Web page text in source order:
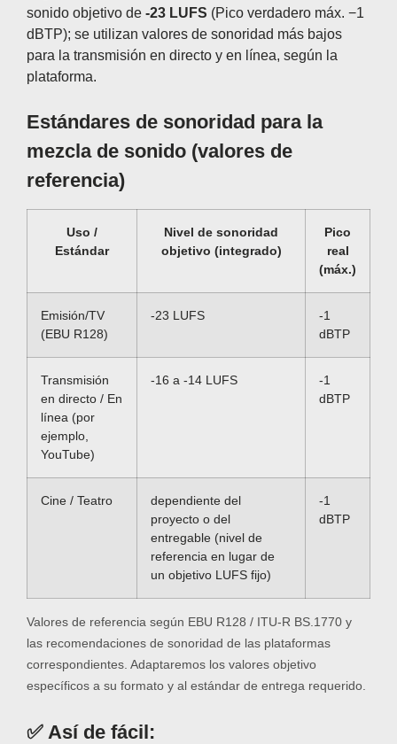
sonido objetivo de -23 LUFS (Pico verdadero máx. −1
dBTP); se utilizan valores de sonoridad más bajos
para la transmisión en directo y en línea, según la
plataforma.
Estándares de sonoridad para la
mezcla de sonido (valores de
referencia)
Uso /
Estándar
Nivel de sonoridad
objetivo (integrado)
Pico
real
(máx.)
Emisión/TV
(EBU R128)
-23 LUFS
-1
dBTP
Transmisión
en directo / En
línea (por
ejemplo,
YouTube)
-16 a -14 LUFS
-1
dBTP
Cine / Teatro
dependiente del
proyecto o del
entregable (nivel de
referencia en lugar de
un objetivo LUFS fijo)
-1
dBTP
Valores de referencia según EBU R128 / ITU-R BS.1770 y
las recomendaciones de sonoridad de las plataformas
correspondientes. Adaptaremos los valores objetivo
específicos a su formato y al estándar de entrega requerido.
✅ Así de fácil: